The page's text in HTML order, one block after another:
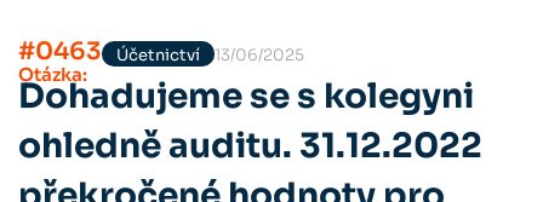
#0463 Účetnictví 13/06/2025
Otázka:
Dohadujeme se s kolegyni
ohledně auditu. 31.12.2022